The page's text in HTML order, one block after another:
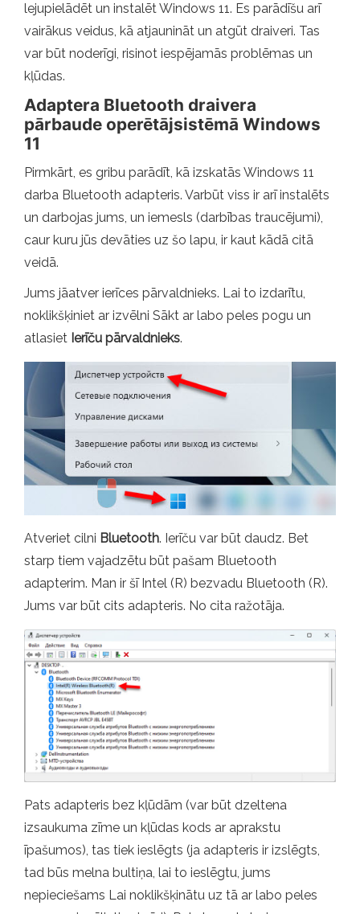
lejupielādēt un instalēt Windows 11. Es parādīšu arī
vairākus veidus, kā atjaunināt un atgūt draiveri. Tas
var būt noderīgi, risinot iespējamās problēmas un
kļūdas.
Adaptera Bluetooth draivera
pārbaude operētājsistēmā Windows
11
Pirmkārt, es gribu parādīt, kā izskatās Windows 11
darba Bluetooth adapteris. Varbūt viss ir arī instalēts
un darbojas jums, un iemesls (darbības traucējumi),
caur kuru jūs devāties uz šo lapu, ir kaut kādā citā
veidā.
Jums jāatver ierīces pārvaldnieks. Lai to izdarītu,
noklikšķiniet ar izvēlni Sākt ar labo peles pogu un
atlasiet Ierīču pārvaldnieks.
Atveriet cilni Bluetooth. Ierīču var būt daudz. Bet
starp tiem vajadzētu būt pašam Bluetooth
adapterim. Man ir šī Intel (R) bezvadu Bluetooth (R).
Jums var būt cits adapteris. No cita ražotāja.
Pats adapteris bez kļūdām (var būt dzeltena
izsaukuma zīme un kļūdas kods ar aprakstu
īpašumos), tas tiek ieslēgts (ja adapteris ir izslēgts,
tad būs melna bultiņa, lai to ieslēgtu, jums
nepieciešams Lai noklikšķinātu uz tā ar labo peles